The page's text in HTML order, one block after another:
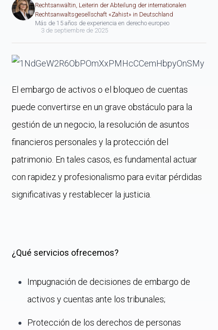
Rechtsanwältin, Leiterin der Abteilung der internationalen
Rechtsanwaltsgesellschaft «Zahist» in Deutschland
Más de 15 años de experiencia en derecho europeo
3 de septiembre de 2025
El embargo de activos o el bloqueo de cuentas
puede convertirse en un grave obstáculo para la
gestión de un negocio, la resolución de asuntos
financieros personales y la protección del
patrimonio. En tales casos, es fundamental actuar
con rapidez y profesionalismo para evitar pérdidas
significativas y restablecer la justicia.
¿Qué servicios ofrecemos?
Impugnación de decisiones de embargo de
activos y cuentas ante los tribunales;
Protección de los derechos de personas